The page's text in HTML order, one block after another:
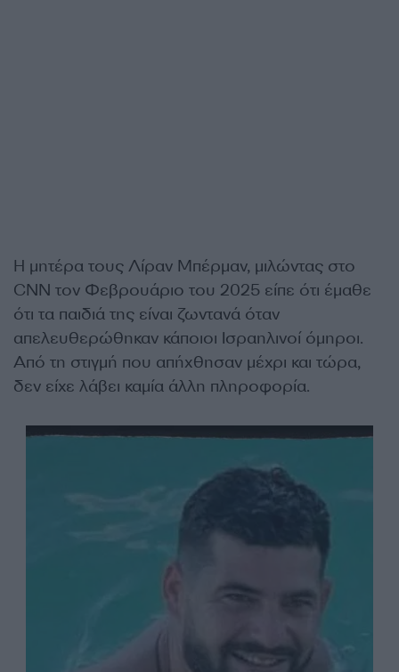
Η μητέρα τους Λίραν Μπέρμαν, μιλώντας στο
CNN τον Φεβρουάριο του 2025 είπε ότι έμαθε
ότι τα παιδιά της είναι ζωντανά όταν
απελευθερώθηκαν κάποιοι Ισραηλινοί όμηροι.
Από τη στιγμή που απήχθησαν μέχρι και τώρα,
δεν είχε λάβει καμία άλλη πληροφορία.